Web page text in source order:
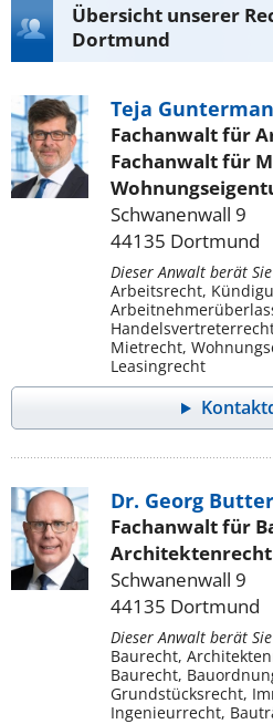
Übersicht unserer
Dortmund
Teja
Fachanwalt für
Fachanwalt für
Schwanenwall 9
44135 Dortmund
Dieser Anwalt berät
Arbeitsrecht,
Mietrecht,
Leasingrecht
Dr. Georg
Fachanwalt für
Architektenrecht
Schwanenwall 9
44135 Dortmund
Dieser Anwalt berät
Baurecht,
Baurecht,
Grundstücksrecht,
Ingenieurrecht,